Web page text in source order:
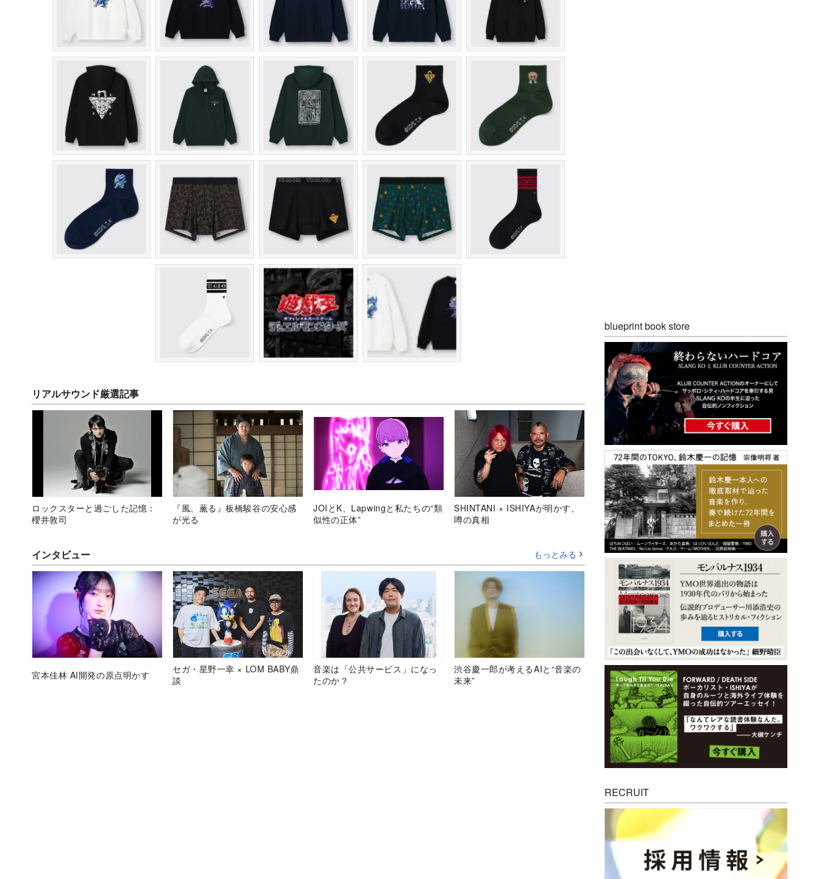
リアルサウンド厳選記事
ロックスターと過ごした記憶：
櫻井敦司
『風、薫る』板橋駿谷の安心感
が光る
JOIとK、Lapwingと私たちの“類
似性の正体”
SHINTANI × ISHIYAが明かす、
噂の真相
インタビュー もっとみる
宮本佳林 AI開発の原点明かす
セガ・星野一幸 × LOM BABY鼎
談
音楽は「公共サービス」になっ
たのか？
渋谷慶一郎が考えるAIと“音楽の
未来”
blueprint book store
RECRUIT